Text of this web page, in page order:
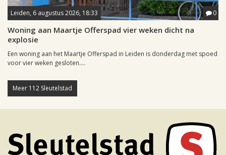
Leiden, 6 augustus 2026, 18:33 0
Woning aan Maartje Offerspad vier weken dicht na
explosie
Een woning aan het Maartje Offerspad in Leiden is donderdag met spoed
voor vier weken gesloten....
Meer 112 Sleutelstad